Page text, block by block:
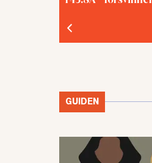
GUIDEN